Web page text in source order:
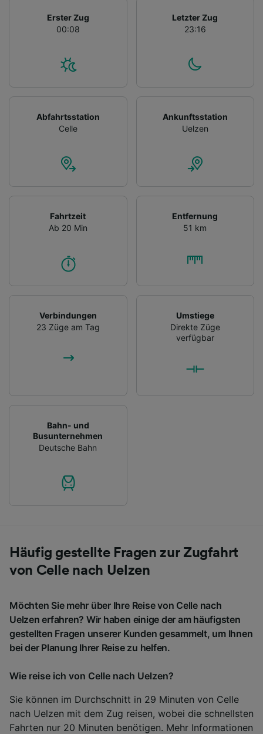
Erster Zug
00:08
Letzter Zug
23:16
Abfahrtsstation
Celle
Ankunftsstation
Uelzen
Fahrtzeit
Ab 20 Min
Entfernung
51 km
Verbindungen
23 Züge am Tag
Umstiege
Direkte Züge
verfügbar
Bahn- und
Busunternehmen
Deutsche Bahn
Häufig gestellte Fragen zur Zugfahrt
von Celle nach Uelzen
Möchten Sie mehr über Ihre Reise von Celle nach
Uelzen erfahren? Wir haben einige der am häufigsten
gestellten Fragen unserer Kunden gesammelt, um Ihnen
bei der Planung Ihrer Reise zu helfen.
Wie reise ich von Celle nach Uelzen?
Sie können im Durchschnitt in 29 Minuten von Celle
nach Uelzen mit dem Zug reisen, wobei die schnellsten
Fahrten nur 20 Minuten benötigen. Mehr Informationen